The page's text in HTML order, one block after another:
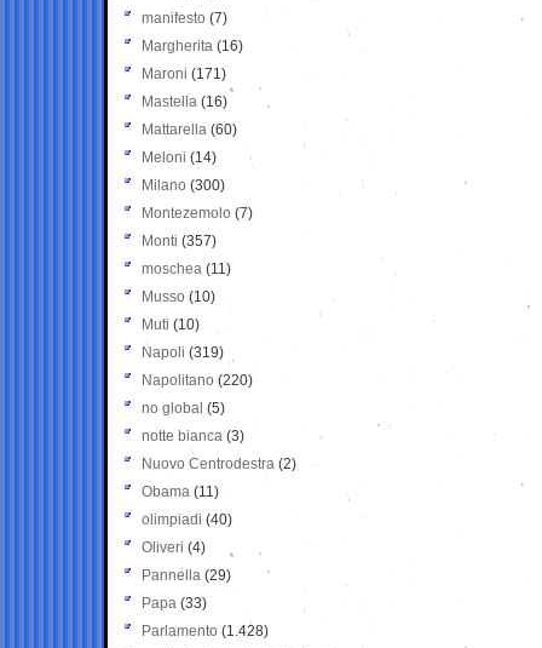
manifesto (7)
Margherita (16)
Maroni (171)
Mastella (16)
Mattarella (60)
Meloni (14)
Milano (300)
Montezemolo (7)
Monti (357)
moschea (11)
Musso (10)
Muti (10)
Napoli (319)
Napolitano (220)
no global (5)
notte bianca (3)
Nuovo Centrodestra (2)
Obama (11)
olimpiadi (40)
Oliveri (4)
Pannella (29)
Papa (33)
Parlamento (1.428)